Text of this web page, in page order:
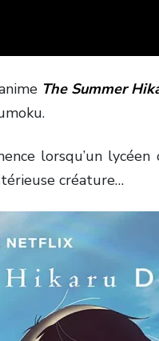
The Summer
lorsqu’un
créature…